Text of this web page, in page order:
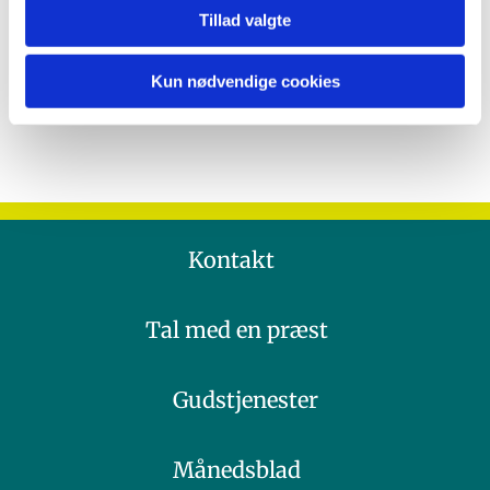
Tillad valgte
Kun nødvendige cookies
Kontakt
Tal med en præst
Gudstjenester
Månedsblad